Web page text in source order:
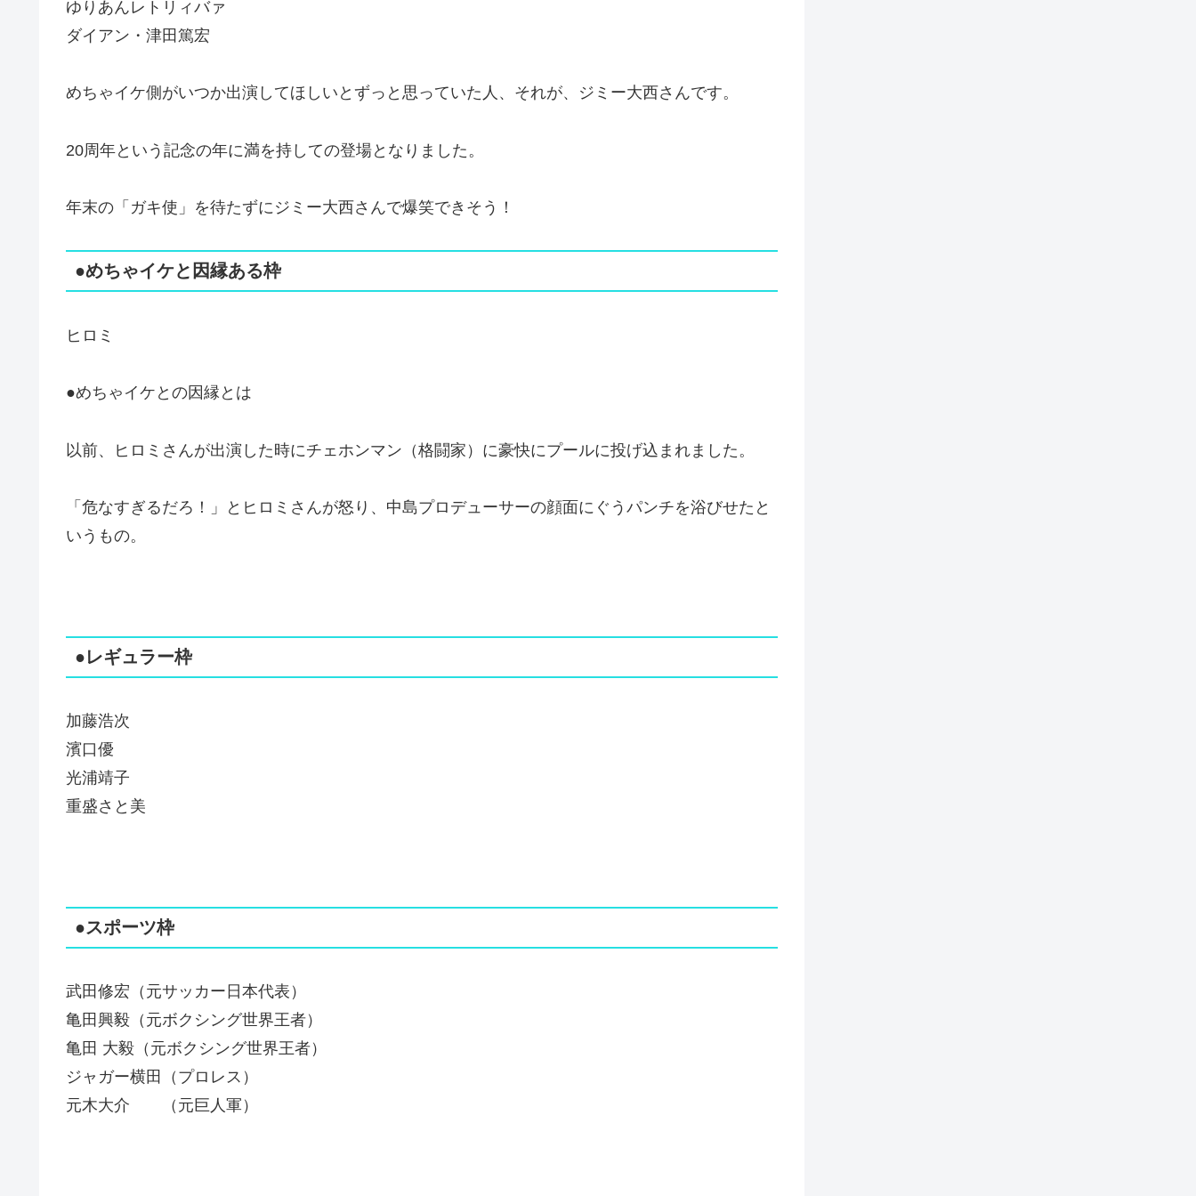
ゆりあんレトリィバァ
ダイアン・津田篤宏
めちゃイケ側がいつか出演してほしいとずっと思っていた人、それが、ジミー大西さんです。
20周年という記念の年に満を持しての登場となりました。
年末の「ガキ使」を待たずにジミー大西さんで爆笑できそう！
●めちゃイケと因縁ある枠
ヒロミ
●めちゃイケとの因縁とは
以前、ヒロミさんが出演した時にチェホンマン（格闘家）に豪快にプールに投げ込まれました。
「危なすぎるだろ！」とヒロミさんが怒り、中島プロデューサーの顔面にぐうパンチを浴びせたと
いうもの。
●レギュラー枠
加藤浩次
濱口優
光浦靖子
重盛さと美
●スポーツ枠
武田修宏（元サッカー日本代表）
亀田興毅（元ボクシング世界王者）
亀田 大毅（元ボクシング世界王者）
ジャガー横田（プロレス）
元木大介 （元巨人軍）